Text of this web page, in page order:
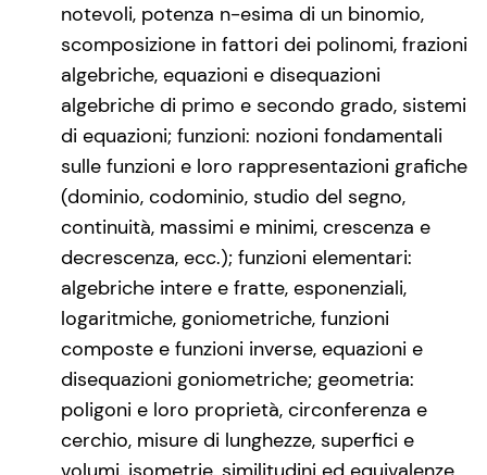
notevoli, potenza n-esima di un binomio,
scomposizione in fattori dei polinomi, frazioni
algebriche, equazioni e disequazioni
algebriche di primo e secondo grado, sistemi
di equazioni; funzioni: nozioni fondamentali
sulle funzioni e loro rappresentazioni grafiche
(dominio, codominio, studio del segno,
continuità, massimi e minimi, crescenza e
decrescenza, ecc.); funzioni elementari:
algebriche intere e fratte, esponenziali,
logaritmiche, goniometriche, funzioni
composte e funzioni inverse, equazioni e
disequazioni goniometriche; geometria:
poligoni e loro proprietà, circonferenza e
cerchio, misure di lunghezze, superfici e